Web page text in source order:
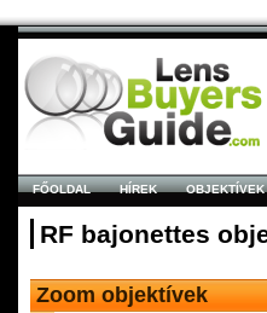
FŐOLDAL HÍREK OBJEKTÍVEK
RF bajonettes
Zoom objektívek